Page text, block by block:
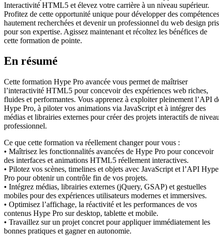
Interactivité HTML5 et élevez votre carrière à un niveau supérieur.
Profitez de cette opportunité unique pour développer des compétences
hautement recherchées et devenir un professionnel du web design
pour son expertise. Agissez maintenant et récoltez les bénéfices de
cette formation de pointe.
En résumé
Cette formation Hype Pro avancée vous permet de maîtriser
l’interactivité HTML5 pour concevoir des expériences web riches,
fluides et performantes. Vous apprenez à exploiter pleinement l’API
Hype Pro, à piloter vos animations via JavaScript et à intégrer des
médias et librairies externes pour créer des projets interactifs de
professionnel.
Ce que cette formation va réellement changer pour vous :
• Maîtrisez les fonctionnalités avancées de Hype Pro pour concevoir
des interfaces et animations HTML5 réellement interactives.
• Pilotez vos scènes, timelines et objets avec JavaScript et l’API Hype
Pro pour obtenir un contrôle fin de vos projets.
• Intégrez médias, librairies externes (jQuery, GSAP) et gestuelles
mobiles pour des expériences utilisateurs modernes et immersives.
• Optimisez l’affichage, la réactivité et les performances de vos
contenus Hype Pro sur desktop, tablette et mobile.
• Travaillez sur un projet concret pour appliquer immédiatement les
bonnes pratiques et gagner en autonomie.